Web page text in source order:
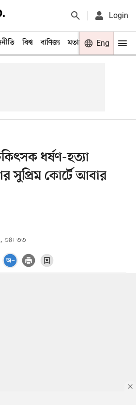
Login
বিশ্ব বাণিজ্য মতামত খেলা
Eng
ধর্ষণ-হত্যা
সুপ্রিম কোর্টে আবার
০৪: ৩৩